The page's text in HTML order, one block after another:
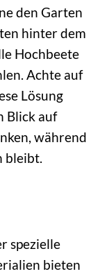
den Garten
hinter dem
Hochbeete
Achte auf
Lösung
Blick auf
während
bleibt.
spezielle
bieten